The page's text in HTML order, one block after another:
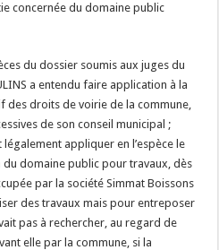
concernée du domaine public
du dossier soumis aux juges du
a entendu faire application à la
des droits de voirie de la commune,
de son conseil municipal ;
légalement appliquer en l’espèce le
domaine public pour travaux, dès
par la société Simmat Boissons
des travaux mais pour entreposer
pas à rechercher, au regard de
elle par la commune, si la